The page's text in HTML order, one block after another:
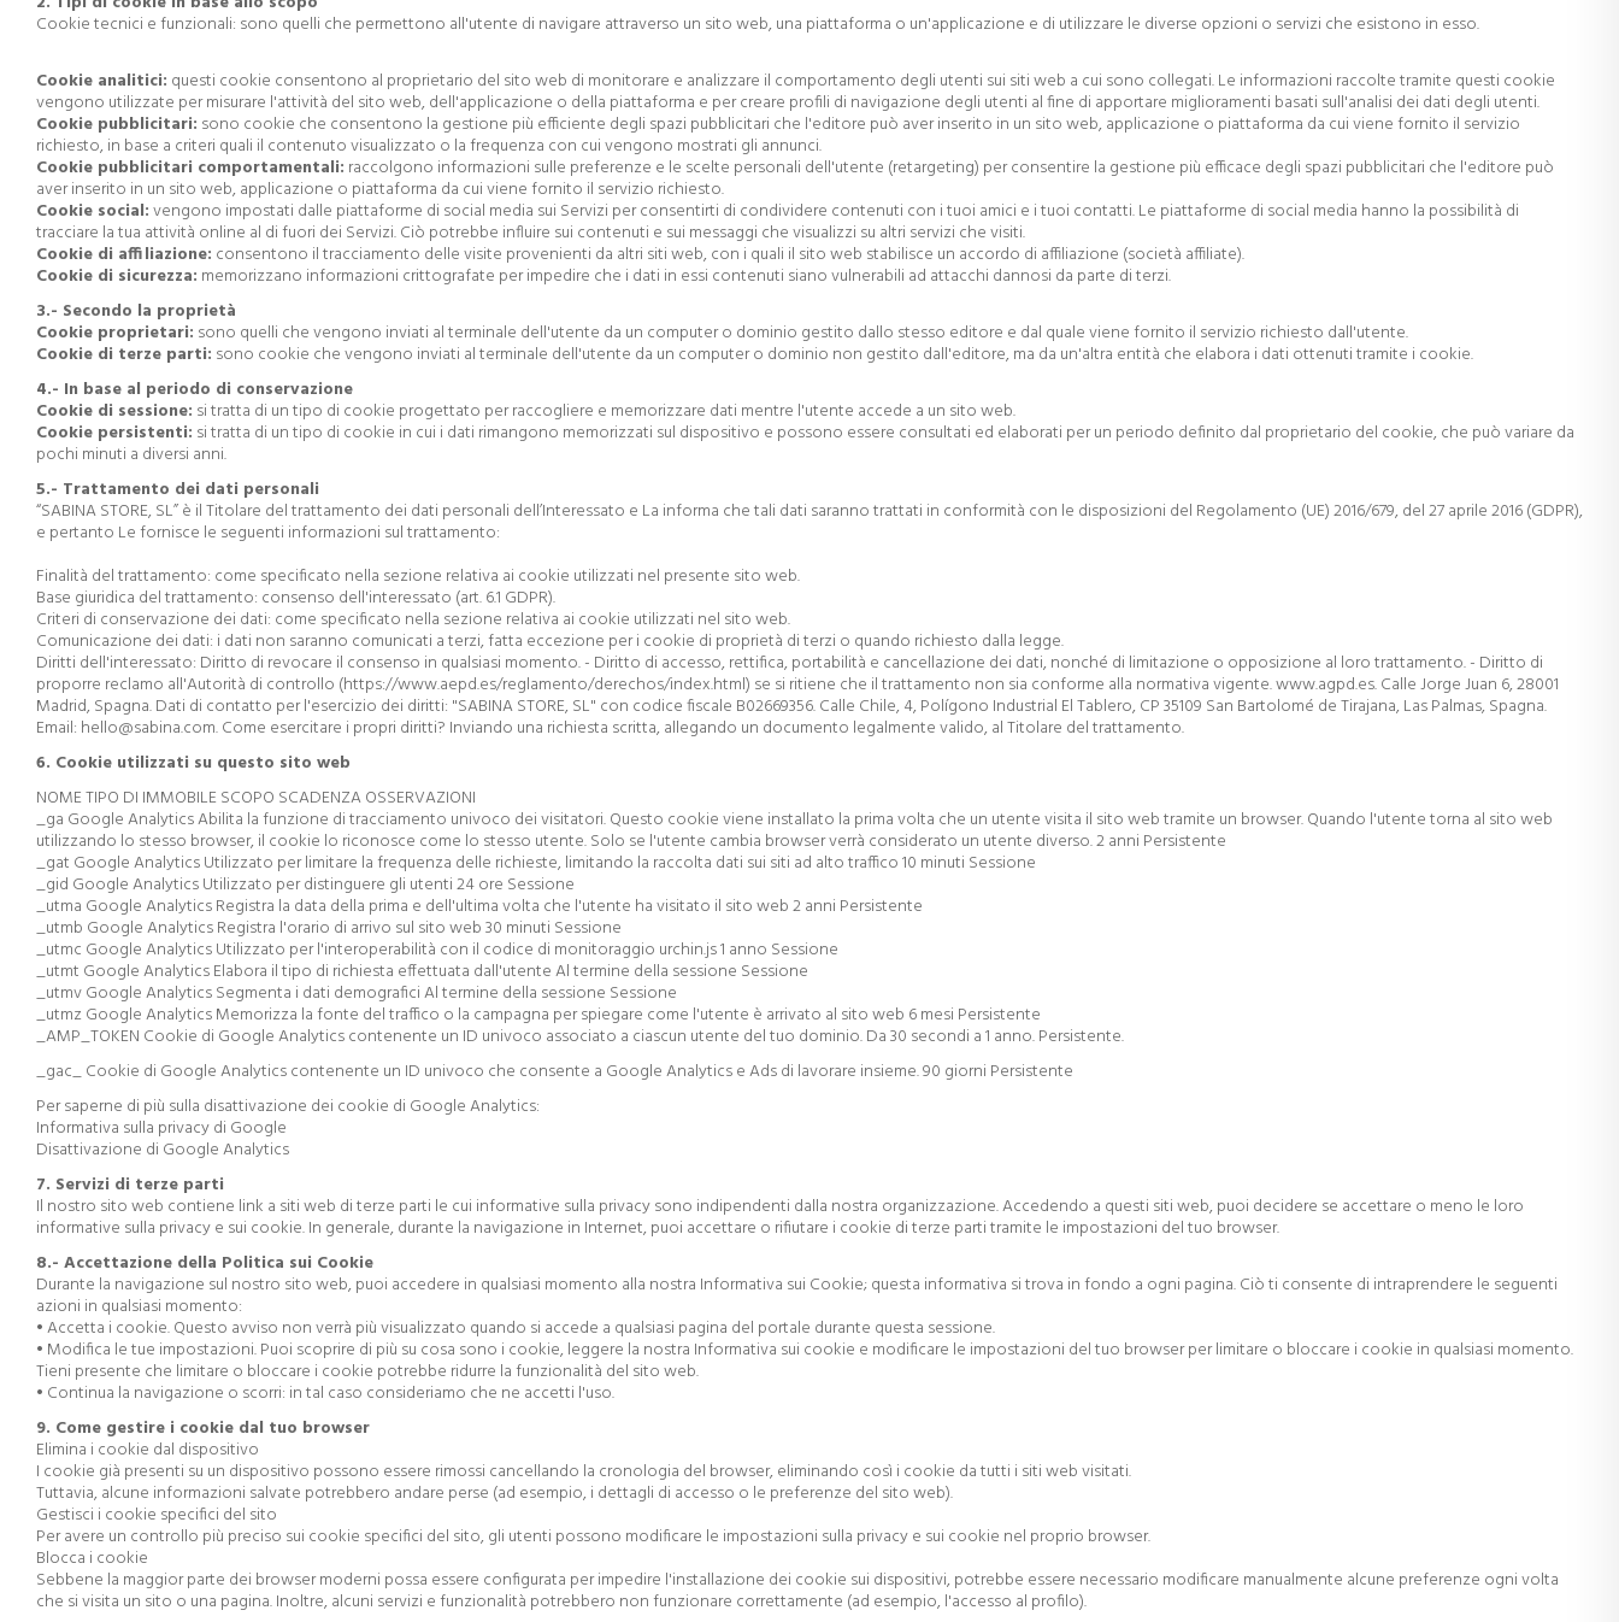
Cookie tecnici e funzionali: sono quelli che permettono all'utente di navigare attraverso un sito web, una piattaforma o un'applicazione e di utilizzare le diverse opzioni o servizi che esistono in esso.
Cookie analitici: questi cookie consentono al proprietario del sito web di monitorare e analizzare il comportamento degli utenti sui siti web a cui sono collegati. Le informazioni raccolte tramite questi cookie
vengono utilizzate per misurare l'attività del sito web, dell'applicazione o della piattaforma e per creare profili di navigazione degli utenti al fine di apportare miglioramenti basati sull'analisi dei dati degli utenti.
Cookie pubblicitari: sono cookie che consentono la gestione più efficiente degli spazi pubblicitari che l'editore può aver inserito in un sito web, applicazione o piattaforma da cui viene fornito il servizio
richiesto, in base a criteri quali il contenuto visualizzato o la frequenza con cui vengono mostrati gli annunci.
Cookie pubblicitari comportamentali: raccolgono informazioni sulle preferenze e le scelte personali dell'utente (retargeting) per consentire la gestione più efficace degli spazi pubblicitari che l'editore può
aver inserito in un sito web, applicazione o piattaforma da cui viene fornito il servizio richiesto.
Cookie social:vengono impostati dalle piattaforme di social media sui Servizi per consentirti di condividere contenuti con i tuoi amici e i tuoi contatti. Le piattaforme di social media hanno la possibilità di
tracciare la tua attività online al di fuori dei Servizi. Ciò potrebbe influire sui contenuti e sui messaggi che visualizzi su altri servizi che visiti.
Cookie di affiliazione: consentono il tracciamento delle visite provenienti da altri siti web, con i quali il sito web stabilisce un accordo di affiliazione (società affiliate).
Cookie di sicurezza: memorizzano informazioni crittografate per impedire che i dati in essi contenuti siano vulnerabili ad attacchi dannosi da parte di terzi.
3.- Secondo la proprietà
Cookie proprietari: sono quelli che vengono inviati al terminale dell'utente da un computer o dominio gestito dallo stesso editore e dal quale viene fornito il servizio richiesto dall'utente.
Cookie di terze parti: sono cookie che vengono inviati al terminale dell'utente da un computer o dominio non gestito dall'editore, ma da un'altra entità che elabora i dati ottenuti tramite i cookie.
4.- In base al periodo di conservazione
Cookie di sessione: si tratta di un tipo di cookie progettato per raccogliere e memorizzare dati mentre l'utente accede a un sito web.
Cookie persistenti: si tratta di un tipo di cookie in cui i dati rimangono memorizzati sul dispositivo e possono essere consultati ed elaborati per un periodo definito dal proprietario del cookie, che può variare da
pochi minuti a diversi anni.
5.- Trattamento dei dati personali
“SABINA STORE, SL” è il Titolare del trattamento dei dati personali dell’Interessato e La informa che tali dati saranno trattati in conformità con le disposizioni del Regolamento (UE) 2016/679, del 27 aprile 2016 (GDPR),
e pertanto Le fornisce le seguenti informazioni sul trattamento:
Finalità del trattamento: come specificato nella sezione relativa ai cookie utilizzati nel presente sito web.
Base giuridica del trattamento: consenso dell'interessato (art. 6.1 GDPR).
Criteri di conservazione dei dati: come specificato nella sezione relativa ai cookie utilizzati nel sito web.
Comunicazione dei dati: i dati non saranno comunicati a terzi, fatta eccezione per i cookie di proprietà di terzi o quando richiesto dalla legge.
Diritti dell'interessato: Diritto di revocare il consenso in qualsiasi momento. - Diritto di accesso, rettifica, portabilità e cancellazione dei dati, nonché di limitazione o opposizione al loro trattamento. - Diritto di
proporre reclamo all'Autorità di controllo (https://www.aepd.es/reglamento/derechos/index.html) se si ritiene che il trattamento non sia conforme alla normativa vigente. www.agpd.es. Calle Jorge Juan 6, 28001
Madrid, Spagna. Dati di contatto per l'esercizio dei diritti: "SABINA STORE, SL" con codice fiscale B02669356. Calle Chile, 4, Polígono Industrial El Tablero, CP 35109 San Bartolomé de Tirajana, Las Palmas, Spagna.
Email: hello@sabina.com. Come esercitare i propri diritti? Inviando una richiesta scritta, allegando un documento legalmente valido, al Titolare del trattamento.
6. Cookie utilizzati su questo sito web
NOME TIPO DI IMMOBILE SCOPO SCADENZA OSSERVAZIONI
_ga Google Analytics Abilita la funzione di tracciamento univoco dei visitatori. Questo cookie viene installato la prima volta che un utente visita il sito web tramite un browser. Quando l'utente torna al sito web
utilizzando lo stesso browser, il cookie lo riconosce come lo stesso utente. Solo se l'utente cambia browser verrà considerato un utente diverso. 2 anni Persistente
_gat Google Analytics Utilizzato per limitare la frequenza delle richieste, limitando la raccolta dati sui siti ad alto traffico 10 minuti Sessione
_gid Google Analytics Utilizzato per distinguere gli utenti 24 ore Sessione
_utma Google Analytics Registra la data della prima e dell'ultima volta che l'utente ha visitato il sito web 2 anni Persistente
_utmb Google Analytics Registra l'orario di arrivo sul sito web 30 minuti Sessione
_utmc Google Analytics Utilizzato per l'interoperabilità con il codice di monitoraggio urchin.js 1 anno Sessione
_utmt Google Analytics Elabora il tipo di richiesta effettuata dall'utente Al termine della sessione Sessione
_utmv Google Analytics Segmenta i dati demografici Al termine della sessione Sessione
_utmz Google Analytics Memorizza la fonte del traffico o la campagna per spiegare come l'utente è arrivato al sito web 6 mesi Persistente
_AMP_TOKEN Cookie di Google Analytics contenente un ID univoco associato a ciascun utente del tuo dominio. Da 30 secondi a 1 anno. Persistente.
_gac_Cookie di Google Analytics contenente un ID univoco che consente a Google Analytics e Ads di lavorare insieme. 90 giorni Persistente
Per saperne di più sulla disattivazione dei cookie di Google Analytics:
Informativa sulla privacy di Google
Disattivazione di Google Analytics
7. Servizi di terze parti
Il nostro sito web contiene link a siti web di terze parti le cui informative sulla privacy sono indipendenti dalla nostra organizzazione. Accedendo a questi siti web, puoi decidere se accettare o meno le loro
informative sulla privacy e sui cookie. In generale, durante la navigazione in Internet, puoi accettare o rifiutare i cookie di terze parti tramite le impostazioni del tuo browser.
8.- Accettazione della Politica sui Cookie
Durante la navigazione sul nostro sito web, puoi accedere in qualsiasi momento alla nostra Informativa sui Cookie; questa informativa si trova in fondo a ogni pagina. Ciò ti consente di intraprendere le seguenti
azioni in qualsiasi momento:
• Accetta i cookie. Questo avviso non verrà più visualizzato quando si accede a qualsiasi pagina del portale durante questa sessione.
• Modifica le tue impostazioni. Puoi scoprire di più su cosa sono i cookie, leggere la nostra Informativa sui cookie e modificare le impostazioni del tuo browser per limitare o bloccare i cookie in qualsiasi momento.
Tieni presente che limitare o bloccare i cookie potrebbe ridurre la funzionalità del sito web.
• Continua la navigazione o scorri: in tal caso consideriamo che ne accetti l'uso.
9. Come gestire i cookie dal tuo browser
Elimina i cookie dal dispositivo
I cookie già presenti su un dispositivo possono essere rimossi cancellando la cronologia del browser, eliminando così i cookie da tutti i siti web visitati.
Tuttavia, alcune informazioni salvate potrebbero andare perse (ad esempio, i dettagli di accesso o le preferenze del sito web).
Gestisci i cookie specifici del sito
Per avere un controllo più preciso sui cookie specifici del sito, gli utenti possono modificare le impostazioni sulla privacy e sui cookie nel proprio browser.
Blocca i cookie
Sebbene la maggior parte dei browser moderni possa essere configurata per impedire l'installazione dei cookie sui dispositivi, potrebbe essere necessario modificare manualmente alcune preferenze ogni volta
che si visita un sito o una pagina. Inoltre, alcuni servizi e funzionalità potrebbero non funzionare correttamente (ad esempio, l'accesso al profilo).